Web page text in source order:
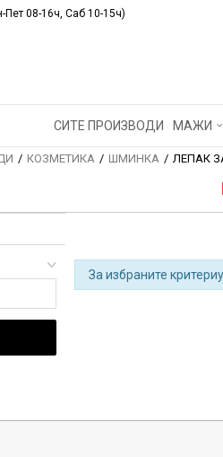
Пет 08-16ч, Саб 10-15ч)
СИТЕ ПРОИЗВОДИ МАЖИ
КОЗМЕТИКА ШМИНКА ЛЕПАК
За избраните